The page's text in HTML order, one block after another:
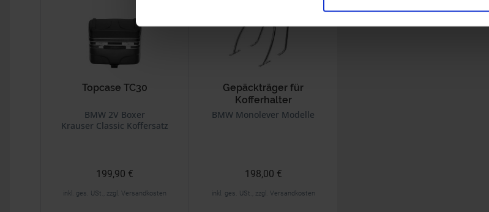
Topcase TC30
BMW 2V Boxer
Krauser Classic Koffersatz
199,90 €
inkl. ges. USt., zzgl. Versandkosten
Gepäckträger für
Kofferhalter
BMW Monolever Modelle
198,00 €
inkl. ges. USt., zzgl. Versandkosten